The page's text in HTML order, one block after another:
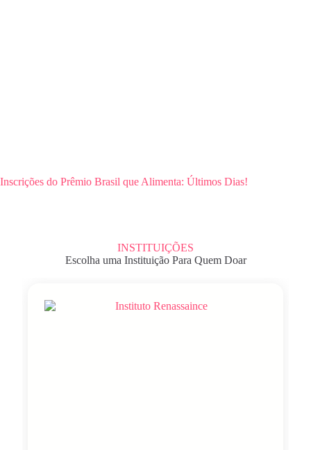
Inscrições do Prêmio Brasil que Alimenta: Últimos Dias!
INSTITUIÇÕES
Escolha uma Instituição Para Quem Doar